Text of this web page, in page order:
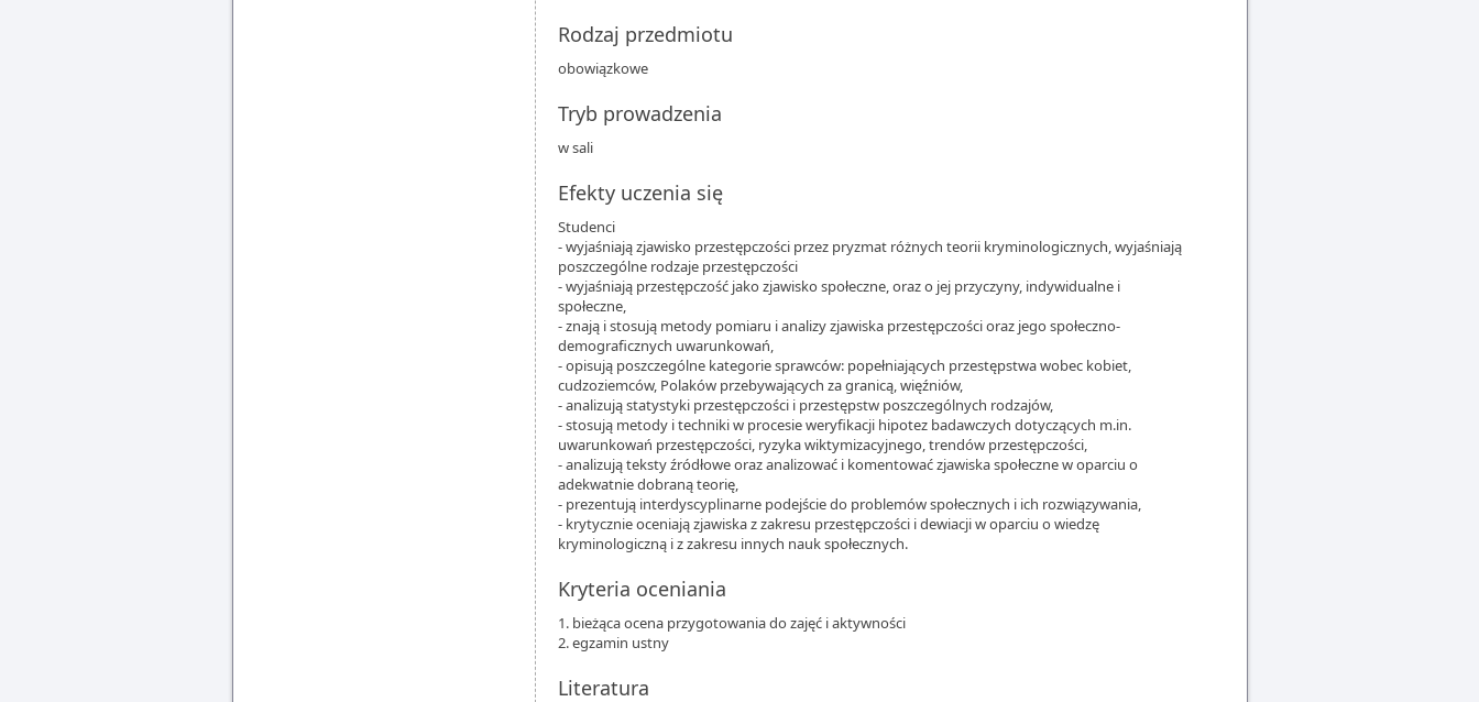
Rodzaj przedmiotu
obowiązkowe
Tryb prowadzenia
w sali
Efekty uczenia się
Studenci
- wyjaśniają zjawisko przestępczości przez pryzmat różnych teorii kryminologicznych, wyjaśniają
poszczególne rodzaje przestępczości
- wyjaśniają przestępczość jako zjawisko społeczne, oraz o jej przyczyny, indywidualne i
społeczne,
- znają i stosują metody pomiaru i analizy zjawiska przestępczości oraz jego społeczno-
demograficznych uwarunkowań,
- opisują poszczególne kategorie sprawców: popełniających przestępstwa wobec kobiet,
cudzoziemców, Polaków przebywających za granicą, więźniów,
- analizują statystyki przestępczości i przestępstw poszczególnych rodzajów,
- stosują metody i techniki w procesie weryfikacji hipotez badawczych dotyczących m.in.
uwarunkowań przestępczości, ryzyka wiktymizacyjnego, trendów przestępczości,
- analizują teksty źródłowe oraz analizować i komentować zjawiska społeczne w oparciu o
adekwatnie dobraną teorię,
- prezentują interdyscyplinarne podejście do problemów społecznych i ich rozwiązywania,
- krytycznie oceniają zjawiska z zakresu przestępczości i dewiacji w oparciu o wiedzę
kryminologiczną i z zakresu innych nauk społecznych.
Kryteria oceniania
1. bieżąca ocena przygotowania do zajęć i aktywności
2. egzamin ustny
Literatura